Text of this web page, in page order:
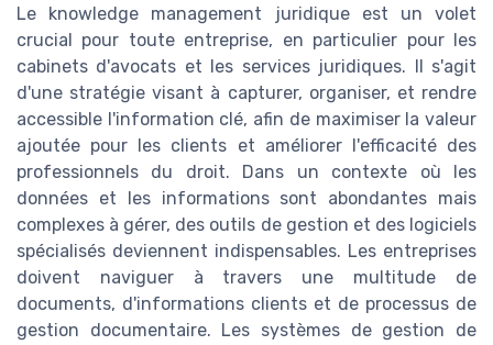
Le knowledge management juridique est un volet
crucial pour toute entreprise, en particulier pour les
cabinets d'avocats et les services juridiques. Il s'agit
d'une stratégie visant à capturer, organiser, et rendre
accessible l'information clé, afin de maximiser la valeur
ajoutée pour les clients et améliorer l'efficacité des
professionnels du droit. Dans un contexte où les
données et les informations sont abondantes mais
complexes à gérer, des outils de gestion et des logiciels
spécialisés deviennent indispensables. Les entreprises
doivent naviguer à travers une multitude de
documents, d'informations clients et de processus de
gestion documentaire. Les systèmes de gestion de